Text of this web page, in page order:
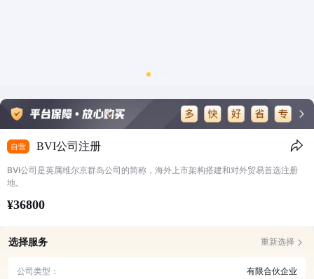
自营 BVI公司注册
BVI公司是英属维尔京群岛公司的简称，海外上市架构搭建和对外贸易首选注册
地。
¥36800
选择服务 重新选择
公司类型：
有限合伙企业